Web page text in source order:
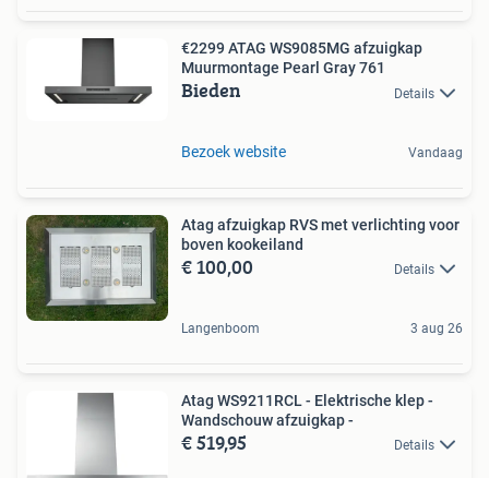
€2299 ATAG WS9085MG afzuigkap
Muurmontage Pearl Gray 761
Bieden Details
Bezoek website Vandaag
Atag afzuigkap RVS met verlichting voor
boven kookeiland
€ 100,00 Details
Langenboom 3 aug 26
Atag WS9211RCL - Elektrische klep -
Wandschouw afzuigkap -
€ 519,95 Details